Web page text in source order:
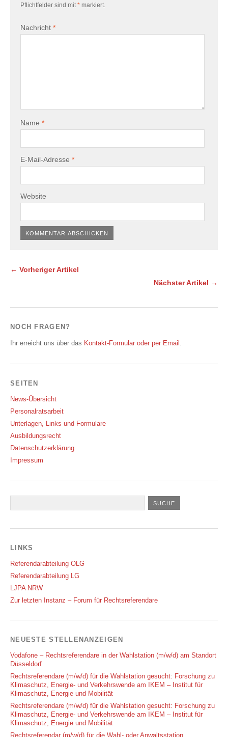
Pflichtfelder sind mit * markiert.
Nachricht *
Name *
E-Mail-Adresse *
Website
← Vorheriger Artikel
Nächster Artikel →
NOCH FRAGEN?
Ihr erreicht uns über das Kontakt-Formular oder per Email .
SEITEN
News-Übersicht
Personalratsarbeit
Unterlagen, Links und Formulare
Ausbildungsrecht
Datenschutzerklärung
Impressum
LINKS
Referendarabteilung OLG
Referendarabteilung LG
LJPA NRW
Zur letzten Instanz – Forum für Rechtsreferendare
NEUESTE STELLENANZEIGEN
Vodafone – Rechtsreferendare in der Wahlstation (m/w/d) am Standort
Düsseldorf
Rechtsreferendare (m/w/d) für die Wahlstation gesucht: Forschung zu
Klimaschutz, Energie- und Verkehrswende am IKEM – Institut für
Klimaschutz, Energie und Mobilität
Rechtsreferendare (m/w/d) für die Wahlstation gesucht: Forschung zu
Klimaschutz, Energie- und Verkehrswende am IKEM – Institut für
Klimaschutz, Energie und Mobilität
Rechtsreferendar (m/w/d) für die Wahl- oder Anwaltsstation